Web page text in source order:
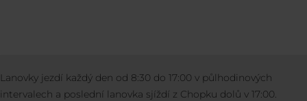
Čeština
SKI SCHOOL & RENTAL PÚJČOVNA
Lanovky jezdí každý den od 8:30 do 17:00 v půlhodinových
intervalech a poslední lanovka sjíždí z Chopku dolů v 17:00.